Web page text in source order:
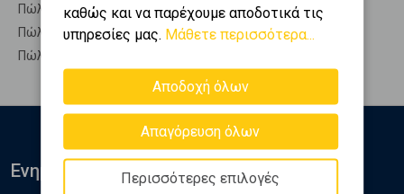
Πώληση Επαγγελματικά οικόπεδα ΑΙΓΕΙΡΑ - Οικονομαίικα
Πώληση Νησιά ΑΙΓΕΙΡΑ - Οικονομαίικα
Πώληση Οικιστικά ΑΙΓΕΙΡΑ - Οικονομαίικα
καθώς και να παρέχουμε αποδοτικά τις
υπηρεσίες μας. Μάθετε περισσότερα...
Αποδοχή όλων
Απαγόρευση όλων
Περισσότερες επιλογές
Ενημερωθείτε